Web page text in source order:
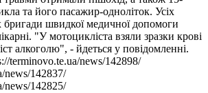
та його пасажир-одноліток. Усіх
бригади швидкої медичної допомоги
"У мотоцикліста взяли зразки крові
алкоголю", - йдеться у повідомленні.
terminovo.te.ua/news/142898/
news/142837/
news/142825/